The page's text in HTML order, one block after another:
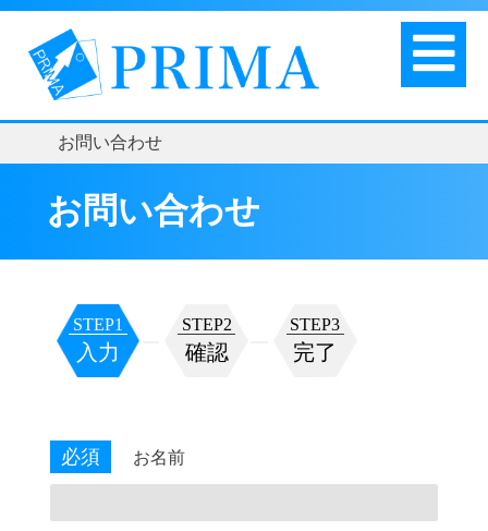
お問い合わせ
お問い合わせ
STEP1
入力
STEP2
確認
STEP3
完了
必須 お名前